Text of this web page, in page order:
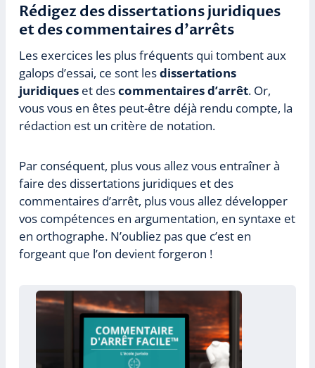
Rédigez des dissertations juridiques
et des commentaires d’arrêts
Les exercices les plus fréquents qui tombent aux
galops d’essai, ce sont lesdissertations
juridiques et descommentaires d’arrêt. Or,
vous vous en êtes peut-être déjà rendu compte, la
rédaction est un critère de notation.
Par conséquent, plus vous allez vous entraîner à
faire des dissertations juridiques et des
commentaires d’arrêt, plus vous allez développer
vos compétences en argumentation, en syntaxe et
en orthographe. N’oubliez pas que c’est en
forgeant que l’on devient forgeron !